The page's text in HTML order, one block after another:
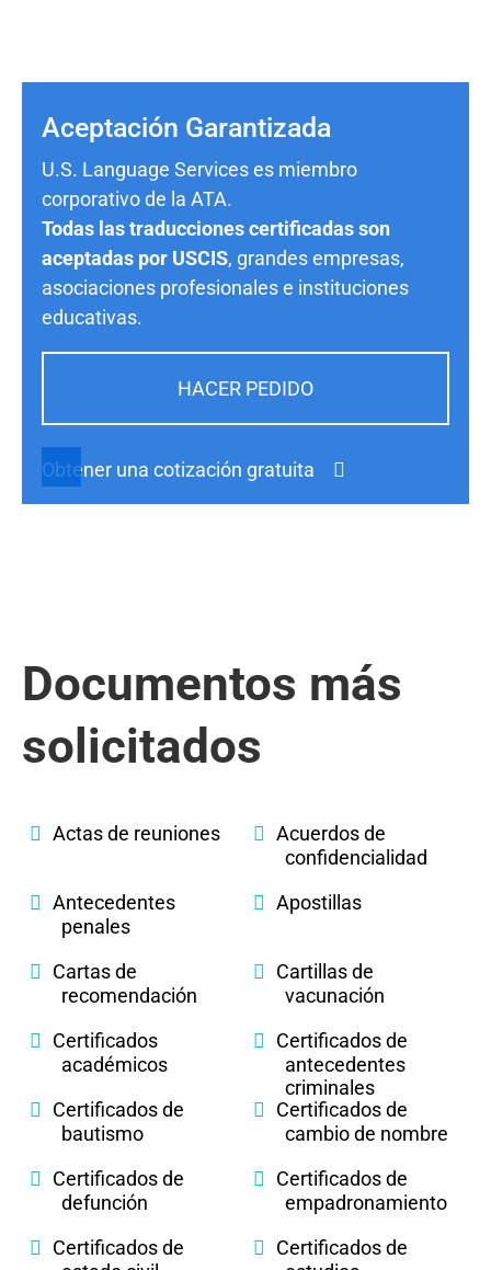
Aceptación Garantizada
U.S. Language Services es miembro
corporativo de la ATA.
Todas las traducciones certificadas son
aceptadas por USCIS, grandes empresas,
asociaciones profesionales e instituciones
educativas.
HACER PEDIDO
Obtener una cotización gratuita
Documentos más
solicitados
Actas de reuniones
Acuerdos de
confidencialidad
Antecedentes
penales
Apostillas
Cartas de
recomendación
Cartillas de
vacunación
Certificados
académicos
Certificados de
antecedentes
criminales
Certificados de
bautismo
Certificados de
cambio de nombre
Certificados de
defunción
Certificados de
empadronamiento
Certificados de
Certificados de